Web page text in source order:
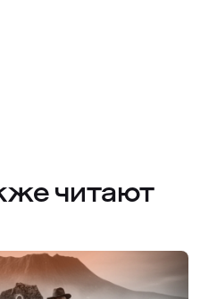
читают